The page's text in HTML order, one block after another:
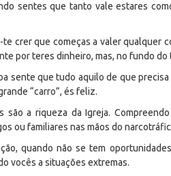
sentes que tanto vale estares
crer que começas a valer qualquer
por teres dinheiro, mas, no fundo
sente que tudo aquilo de que
“carro”, és feliz.
são a riqueza da Igreja.
ou familiares nas mãos do
quando não se tem
vocês a situações extremas.